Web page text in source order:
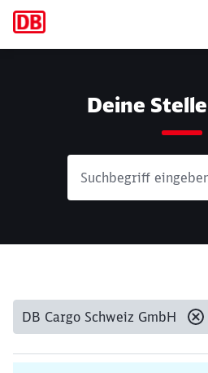
Deine
Gesetzte Filter:
DB Cargo Schweiz GmbH